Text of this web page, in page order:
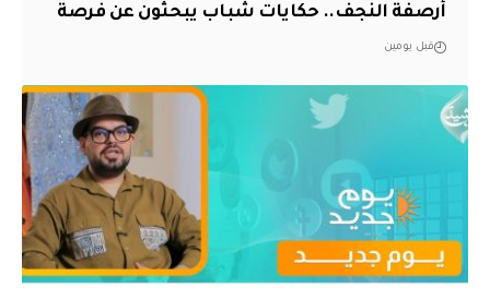
أرصفة النجف.. حكايات شباب يبحثون عن فرصة
قبل يومين